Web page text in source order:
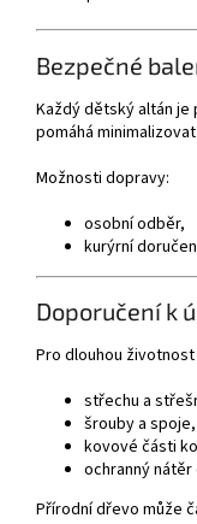
Bezpečné
Každý dětský altán je
pomáhá
Možnosti dopravy:
osobní odběr,
kurýrní
Doporučení k
Pro dlouhou
střechu a
šrouby a spoje,
kovové části
ochranný nátěr
Přírodní dřevo může